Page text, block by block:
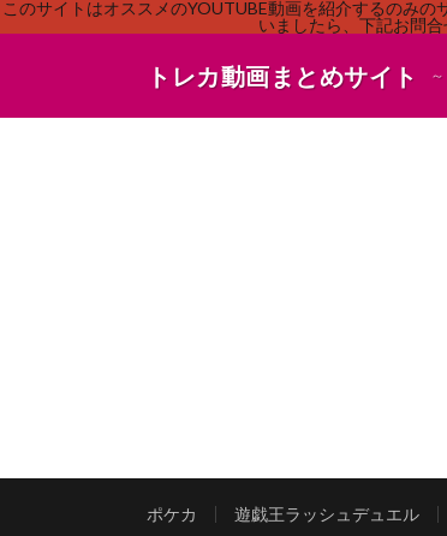
このサイトはオススメのYOUTUBE動画を紹介するのみ
いましたら、下記お問
トレカ動画まとめサイト
ポケカ 遊戯王ラッシュデュエル